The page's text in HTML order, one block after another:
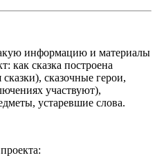
информацию и материалы
как сказка построена
сказочные герои,
участвуют),
устаревшие слова.